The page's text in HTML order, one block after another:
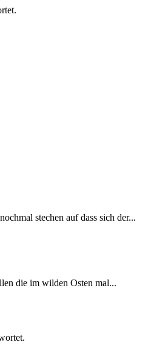
stechen auf dass sich der...
die im wilden Osten mal...